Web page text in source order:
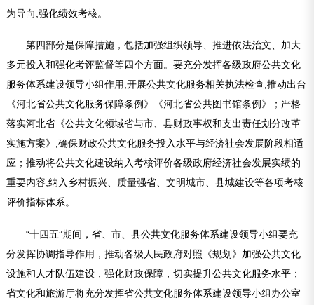
为导向,强化绩效考核。
第四部分是保障措施，包括加强组织领导、推进依法治文、加大
多元投入和强化考评监督等四个方面。要充分发挥各级政府公共文化
服务体系建设领导小组作用,开展公共文化服务相关执法检查,推动出台
《河北省公共文化服务保障条例》《河北省公共图书馆条例》；严格
落实河北省《公共文化领域省与市、县财政事权和支出责任划分改革
实施方案》,确保财政公共文化服务投入水平与经济社会发展阶段相适
应；推动将公共文化建设纳入考核评价各级政府经济社会发展实绩的
重要内容,纳入乡村振兴、质量强省、文明城市、县城建设等各项考核
评价指标体系。
“十四五”期间，省、市、县公共文化服务体系建设领导小组要充
分发挥协调指导作用，推动各级人民政府对照《规划》加强公共文化
设施和人才队伍建设，强化财政保障，切实提升公共文化服务水平；
省文化和旅游厅将充分发挥省公共文化服务体系建设领导小组办公室